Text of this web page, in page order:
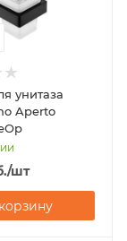
унитаза
Aperto
/шт